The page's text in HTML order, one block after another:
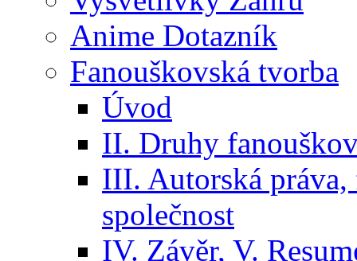
Anime Dotazník
Fanouškovská tvorba
Úvod
II. Druhy
III. Autorská práva,
společnost
IV. Závěr, V.